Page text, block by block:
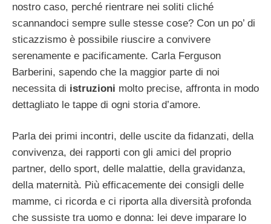
nostro caso, perché rientrare nei soliti cliché
scannandoci sempre sulle stesse cose? Con un po’ di
sticazzismo è possibile riuscire a convivere
serenamente e pacificamente. Carla Ferguson
Barberini, sapendo che la maggior parte di noi
necessita di istruzioni molto precise, affronta in modo
dettagliato le tappe di ogni storia d’amore.
Parla dei primi incontri, delle uscite da fidanzati, della
convivenza, dei rapporti con gli amici del proprio
partner, dello sport, delle malattie, della gravidanza,
della maternità. Più efficacemente dei consigli delle
mamme, ci ricorda e ci riporta alla diversità profonda
che sussiste tra uomo e donna: lei deve imparare lo